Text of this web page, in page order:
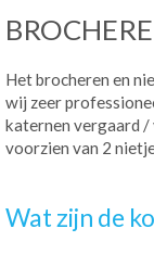
Het brocheren en
wij zeer
katernen vergaard /
voorzien van 2
Wat zijn de